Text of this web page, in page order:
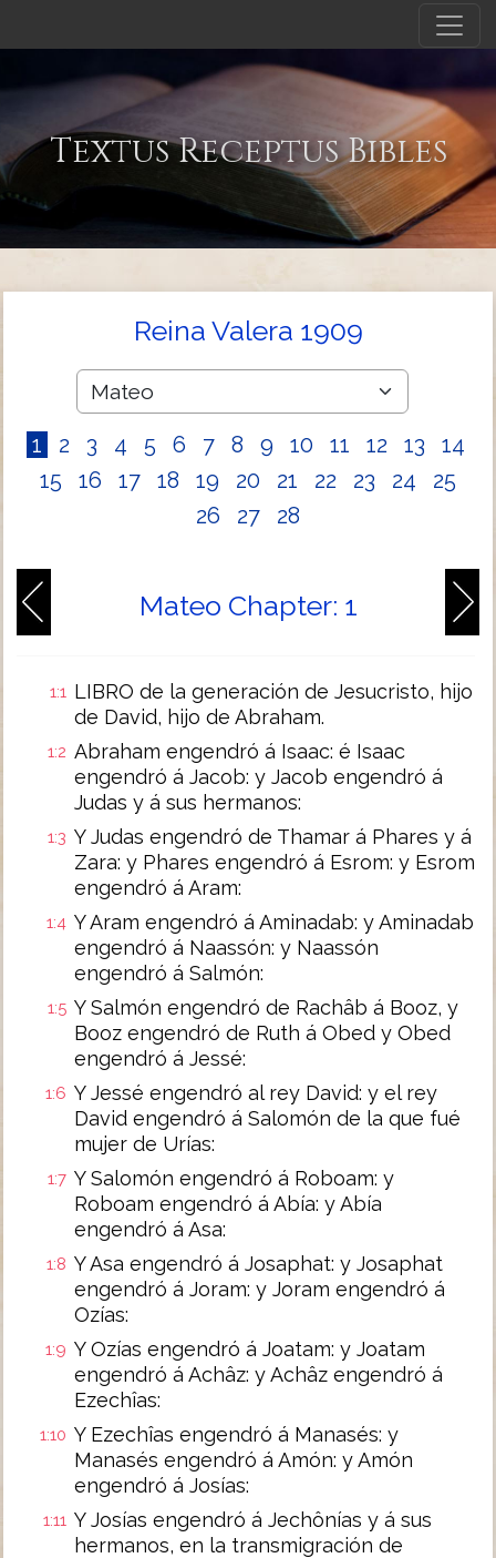
Textus Receptus Bibles
Reina Valera 1909
1 2 3 4 5 6 7 8 9 10 11 12 13
14
15
16 17 18 19 20 21 22 23 24
25
26
27 28
Mateo Chapter: 1
1:1 LIBRO de la generación de Jesucristo, hijo
de David, hijo de Abraham.
1:2 Abraham engendró á Isaac: é Isaac
engendró á Jacob: y Jacob engendró á
Judas y á sus hermanos:
1:3 Y Judas engendró de Thamar á Phares y á
Zara: y Phares engendró á Esrom: y Esrom
engendró á Aram:
1:4 Y Aram engendró á Aminadab: y Aminadab
engendró á Naassón: y Naassón
engendró á Salmón:
1:5 Y Salmón engendró de Rachâb á Booz, y
Booz engendró de Ruth á Obed y Obed
engendró á Jessé:
1:6 Y Jessé engendró al rey David: y el rey
David engendró á Salomón de la que fué
mujer de Urías:
1:7 Y Salomón engendró á Roboam: y
Roboam engendró á Abía: y Abía
engendró á Asa:
1:8 Y Asa engendró á Josaphat: y Josaphat
engendró á Joram: y Joram engendró á
Ozías:
1:9 Y Ozías engendró á Joatam: y Joatam
engendró á Achâz: y Achâz engendró á
Ezechîas:
1:10 Y Ezechîas engendró á Manasés: y
Manasés engendró á Amón: y Amón
engendró á Josías:
1:11 Y Josías engendró á Jechônías y á sus
hermanos, en la transmigración de